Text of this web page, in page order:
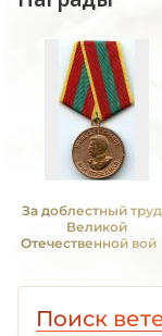
За доблестный
Великой
Отечественной
Поиск